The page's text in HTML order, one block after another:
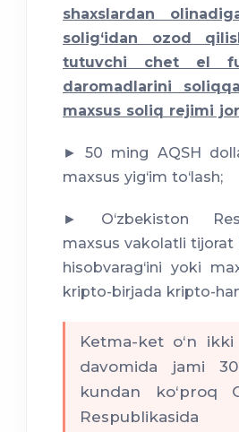
shaxslardan
solig‘idan ozod
tutuvchi chet el
daromadlarini
maxsus soliq rejimi
► 50 ming AQSH
maxsus yig‘im to‘lash;
► O‘zbekiston
maxsus vakolatli tijorat
hisobvarag‘ini yoki
kripto-birjada kripto-
Ketma-ket o‘n
davomida jami
kundan ko‘proq
Respublikasida